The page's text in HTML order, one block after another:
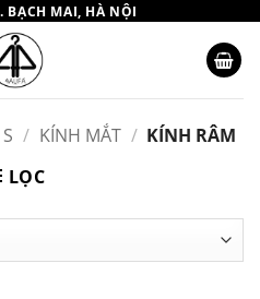
BẠCH MAI, HÀ NỘI
/ KÍNH MẮT / KÍNH RÂM
LỌC